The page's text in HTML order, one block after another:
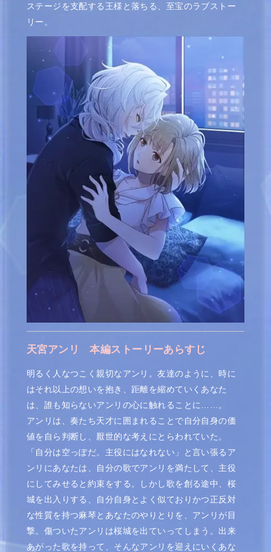
ステージを支配する王様と落ちる、至宝のラブストー
リー。
天宮アンリ 本編ストーリーあらすじ
明るく人なつこく親切なアンリ。友達のように、時に
はそれ以上の想いを抱き、距離を縮めていくあなた
は、誰も知らないアンリの心に触れることに……。
アンリは、奏たち天才に囲まれることで自分自身の価
値を自ら判断し、厭世的な考えにとらわれていた。
「自分は空っぽだ。主役にはなれない」と言い張るア
ンリにあなたは、自分の歌でアンリを満たして、主役
にしてみせると約束をする。しかし歌を創る途中、桜
城を出入りする、自分自身とよく似ておりかつ正反対
な性質を持つ麻琴とあなたのやりとりを、アンリが目
撃。傷ついたアンリは桜城を出ていってしまう。出来
あがった歌を持って、そんなアンリを迎えにいくあな